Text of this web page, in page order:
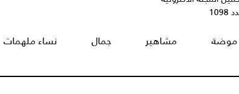
موضة مشاهير جمال نساء ملهمات